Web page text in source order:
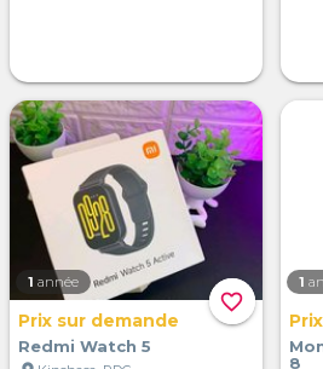
favorite_border
1 année
Prix sur demande
Redmi Watch 5
1
8